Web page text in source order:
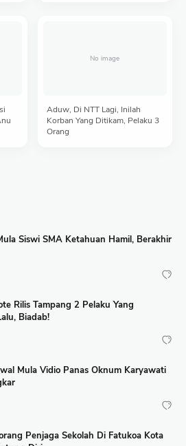
Aduw, Di NTT Lagi, Inilah
Korban Yang Ditikam, Pelaku 3
Orang
Siswi SMA Ketahuan Hamil, Berakhir
Rilis Tampang 2 Pelaku Yang
Biadab!
Mula Vidio Panas Oknum Karyawati
Penjaga Sekolah Di Fatukoa Kota